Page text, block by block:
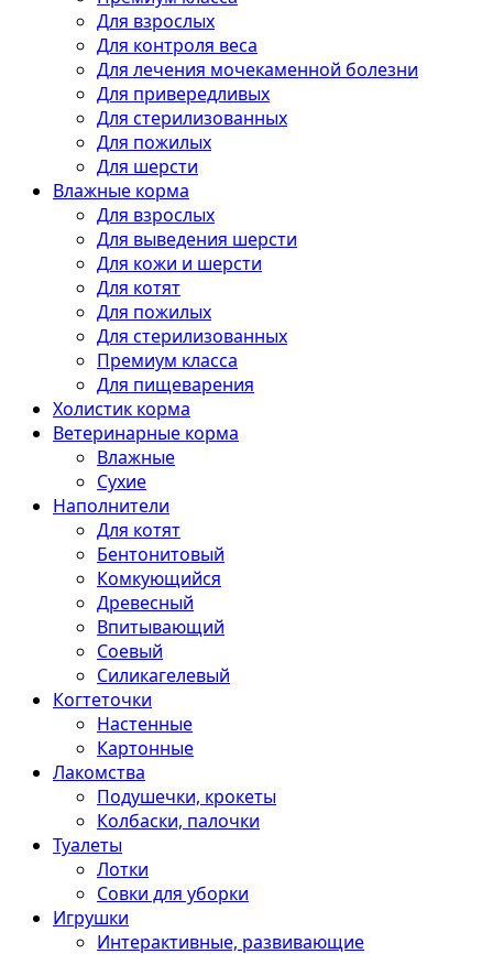
Для взрослых
Для контроля веса
Для лечения мочекаменной болезни
Для привередливых
Для стерилизованных
Для пожилых
Для шерсти
Влажные корма
Для взрослых
Для выведения шерсти
Для кожи и шерсти
Для котят
Для пожилых
Для стерилизованных
Премиум класса
Для пищеварения
Холистик корма
Ветеринарные корма
Влажные
Сухие
Наполнители
Для котят
Бентонитовый
Комкующийся
Древесный
Впитывающий
Соевый
Силикагелевый
Когтеточки
Настенные
Картонные
Лакомства
Подушечки, крокеты
Колбаски, палочки
Туалеты
Лотки
Совки для уборки
Игрушки
Интерактивные, развивающие